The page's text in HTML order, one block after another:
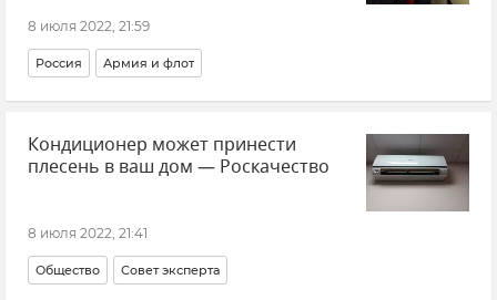
8 июля 2022, 21:59
Россия Армия и флот
Кондиционер может принести
плесень в ваш дом — Роскачество
8 июля 2022, 21:41
Общество Совет эксперта